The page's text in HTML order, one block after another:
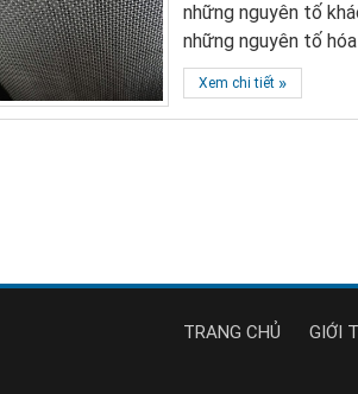
những nguyên tố
những nguyên tố
Xem chi tiết »
TRANG CHỦ GIỚI